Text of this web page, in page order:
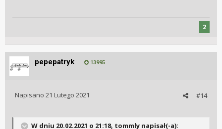
2
pepepatryk 13995
#14
Napisano 21 Lutego 2021
W dniu 20.02.2021 o 21:18, tommly napisał(-a):